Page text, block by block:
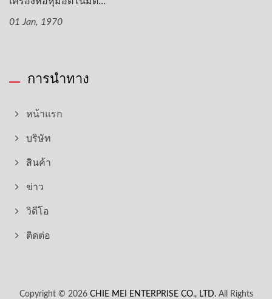
01 Jan, 1970
การนำทาง
หน้าแรก
บริษัท
สินค้า
ข่าว
วิดีโอ
ติดต่อ
Copyright © 2026 CHIE MEI ENTERPRISE CO., LTD.All Rights